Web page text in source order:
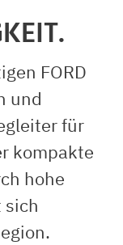
FORD
und
für
kompakte
hohe